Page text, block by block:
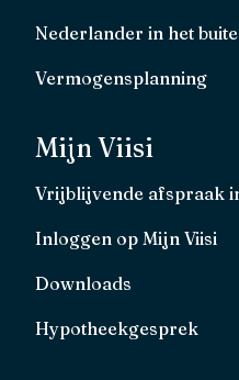
Nederlander in het
Vermogensplanning
Mijn Viisi
Vrijblijvende afspraak
Inloggen op Mijn Viisi
Downloads
Hypotheekgesprek